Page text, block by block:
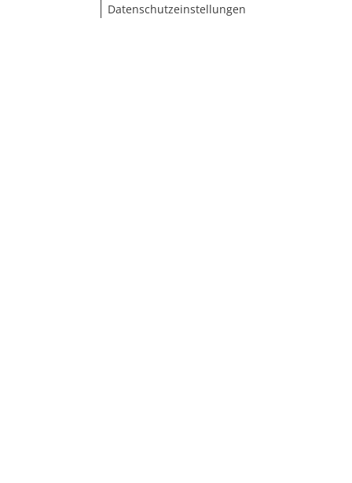
Datenschutzeinstellungen